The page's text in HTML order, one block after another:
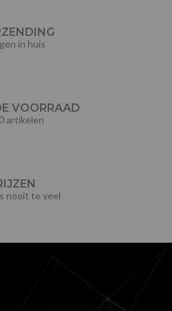
in huis
VOORRAAD
artikelen
nooit te veel